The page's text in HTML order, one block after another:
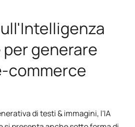
generare
commerce
di testi & immagini, l'IA